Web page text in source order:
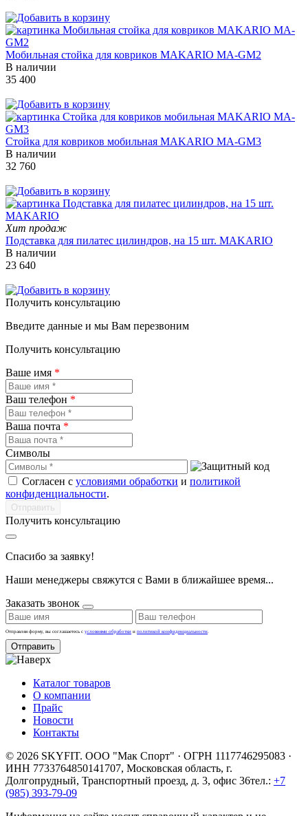
Мобильная стойка для ковриков MAKARIO MA-GM2
В наличии
35 400
Стойка для ковриков мобильная MAKARIO MA-GM3
В наличии
32 760
Хит продаж
Подставка для пилатес цилиндров, на 15 шт. MAKARIO
В наличии
23 640
Получить консультацию
Введите данные и мы Вам перезвоним
Получить консультацию
Ваше имя *
Ваш телефон *
Ваша почта *
Символы
Согласен с условиями обработки и политикой
конфиденциальности.
Получить консультацию
Спасибо за заявку!
Наши менеджеры свяжутся с Вами в ближайшее время...
Заказать звонок
Отправляя форму, вы соглашаетесь с условиями обработки и политикой конфиденциальности.
Отправить
Каталог товаров
О компании
Прайс
Новости
Контакты
© 2026 SKYFIT. ООО "Мак Спорт" · ОГРН 1117746295083 ·
ИНН 7733764850141707, Московская область, г.
Долгопрудный, Транспортный проезд, д. 3, офис 36тел.: +7
(985) 393-79-09